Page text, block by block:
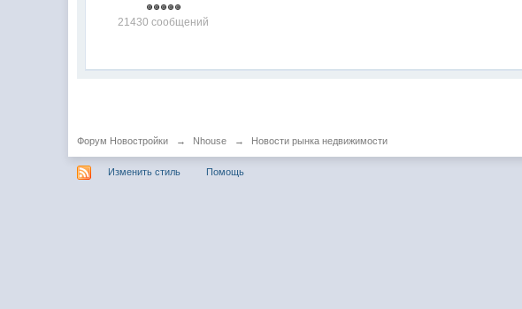
21430 сообщений
Форум Новостройки → Nhouse → Новости рынка недвижимости
Изменить стиль Помощь